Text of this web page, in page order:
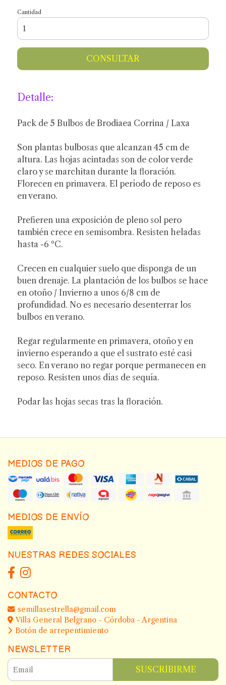
Cantidad
CONSULTAR
Detalle:
Pack de 5 Bulbos de Brodiaea Corrina / Laxa
Son plantas bulbosas que alcanzan 45 cm de
altura. Las hojas acintadas son de color verde
claro y se marchitan durante la floración.
Florecen en primavera. El período de reposo es
en verano.
Prefieren una exposición de pleno sol pero
también crece en semisombra. Resisten heladas
hasta -6 ºC.
Crecen en cualquier suelo que disponga de un
buen drenaje. La plantación de los bulbos se hace
en otoño / Invierno a unos 6/8 cm de
profundidad. No es necesario desenterrar los
bulbos en verano.
Regar regularmente en primavera, otoño y en
invierno esperando a que el sustrato esté casi
seco. En verano no regar porque permanecen en
reposo. Resisten unos días de sequía.
Podar las hojas secas tras la floración.
MEDIOS DE PAGO
MEDIOS DE ENVÍO
NUESTRAS REDES SOCIALES
CONTACTO
semillasestrella@gmail.com
Villa General Belgrano - Córdoba - Argentina
Botón de arrepentimiento
NEWSLETTER
SUSCRIBIRME